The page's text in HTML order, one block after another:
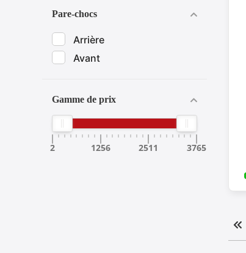
Pare-chocs
Arrière
Avant
Gamme de prix
2 1256 2511 3765